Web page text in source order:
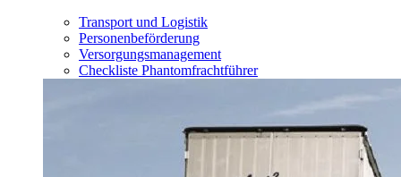
Transport und Logistik
Personenbeförderung
Versorgungsmanagement
Checkliste Phantomfrachtführer